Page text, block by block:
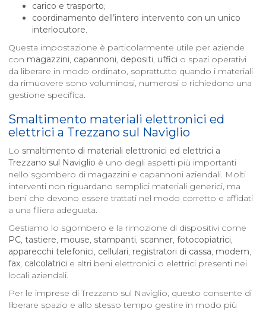
carico e trasporto;
coordinamento dell’intero intervento con un unico
interlocutore.
Questa impostazione è particolarmente utile per aziende
con magazzini, capannoni, depositi, uffici o spazi operativi
da liberare in modo ordinato, soprattutto quando i materiali
da rimuovere sono voluminosi, numerosi o richiedono una
gestione specifica.
Smaltimento materiali elettronici ed
elettrici a Trezzano sul Naviglio
Lo smaltimento di materiali elettronici ed elettrici a
Trezzano sul Naviglio è uno degli aspetti più importanti
nello sgombero di magazzini e capannoni aziendali. Molti
interventi non riguardano semplici materiali generici, ma
beni che devono essere trattati nel modo corretto e affidati
a una filiera adeguata.
Gestiamo lo sgombero e la rimozione di dispositivi come
PC, tastiere, mouse, stampanti, scanner, fotocopiatrici,
apparecchi telefonici, cellulari, registratori di cassa, modem,
fax, calcolatrici e altri beni elettronici o elettrici presenti nei
locali aziendali.
Per le imprese di Trezzano sul Naviglio, questo consente di
liberare spazio e allo stesso tempo gestire in modo più